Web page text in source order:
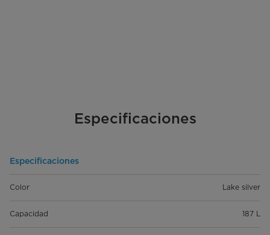
Especificaciones
Especificaciones
Color Lake silver
Capacidad 187 L